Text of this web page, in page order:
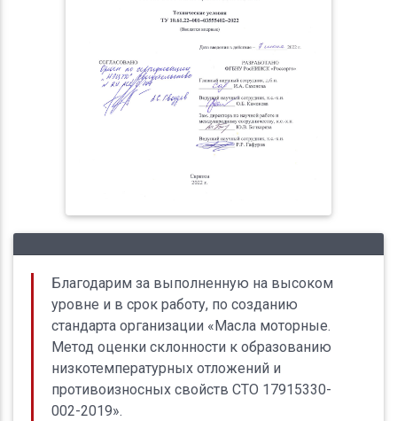
Благодарим за выполненную на высоком
уровне и в срок работу, по созданию
стандарта организации «Масла моторные.
Метод оценки склонности к образованию
низкотемпературных отложений и
противоизносных свойств СТО 17915330-
002-2019».